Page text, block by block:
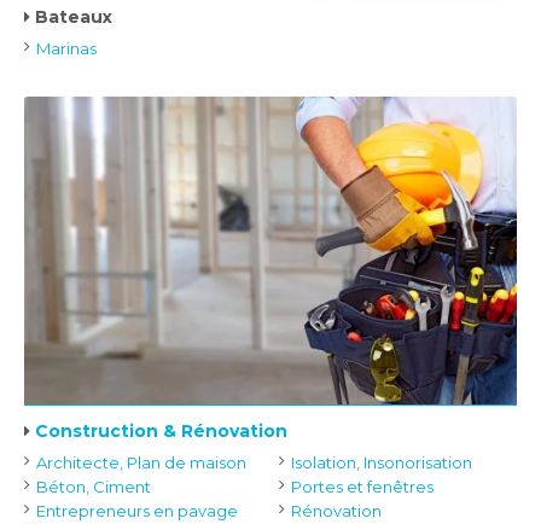
Bateaux
Marinas
Construction & Rénovation
Architecte, Plan de maison
Béton, Ciment
Entrepreneurs en pavage
Isolation, Insonorisation
Portes et fenêtres
Rénovation